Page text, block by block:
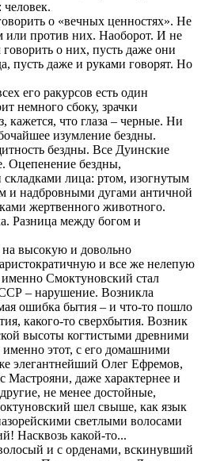
о «вечных ценностях». Не
или против них. Наоборот. И не
о них, пусть даже они
пусть даже и руками говорят. Но
его ракурсов есть один
немного сбоку, зрачки
кажется, что глаза – черные. Ни
изумление бездны.
бездны. Все Дуинские
Оцепенение бездны,
лица: ртом, изогнутым
и надбровными дугами античной
жертвенного животного.
Разница между богом и
на высокую и довольно
и все же нелепую
Смоктуновский стал
– нарушение. Возникла
ошибка бытия – и что-то пошло
какого-то сверхбытия. Возник
высоты когтистыми древними
этот, с его домашними
элегантнейший Олег Ефремов,
Мастрояни, даже характернее и
не менее достойные,
шел свыше, как язык
светлыми волосами
Насквозь какой-то...
и с орденами, вскинувший